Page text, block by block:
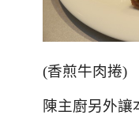
(香煎牛肉捲)
陳主廚另外讓